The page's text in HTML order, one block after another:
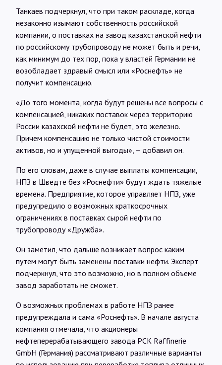
Танкаев подчеркнул, что при таком раскладе, когда
незаконно изымают собственность российской
компании, о поставках на завод казахстанской нефти
по российскому трубопроводу не может быть и речи,
как минимум до тех пор, пока у властей Германии не
возобладает здравый смысл или «Роснефть» не
получит компенсацию.
«До того момента, когда будут решены все вопросы с
компенсацией, никаких поставок через территорию
России казахской нефти не будет, это железно.
Причем компенсацию не только чистой стоимости
активов, но и упущенной выгоды», – добавил он.
По его словам, даже в случае выплаты компенсации,
НПЗ в Шведте без «Роснефти» будут ждать тяжелые
времена. Предприятие, которое управляет НПЗ, уже
предупредило о возможных краткосрочных
ограничениях в поставках сырой нефти по
трубопроводу «Дружба».
Он заметил, что дальше возникает вопрос каким
путем могут быть заменены поставки нефти. Эксперт
подчеркнул, что это возможно, но в полном объеме
завод заработать не сможет.
О возможных проблемах в работе НПЗ ранее
предупреждала и сама «Роснефть». В начале августа
компания отмечала, что акционеры
нефтеперерабатывающего завода РСК Raffinerie
GmbH (Германия) рассматривают различные варианты